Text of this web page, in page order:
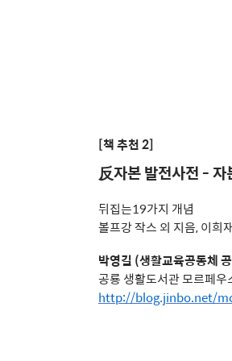
[책 추천 2]
反자본 발전사전 - 자
뒤집는19가지 개념
볼프강 작스 외 지음, 이희
박영길 (생활교육공동체
공룡 생활도서관 모르페우
http://blog.jinbo.net/